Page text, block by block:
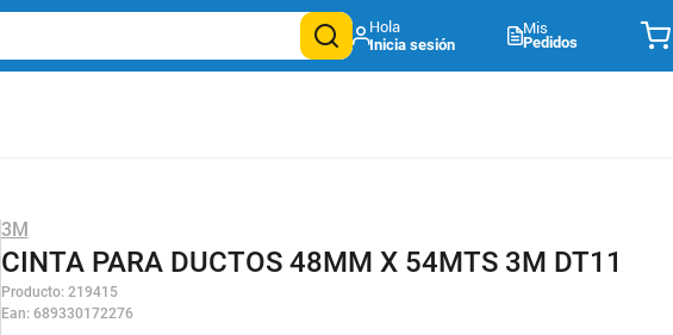
Mis
Pedidos
3M
CINTA PARA DUCTOS 48MM X 54MTS 3M DT11
Producto: 219415
Ean: 689330172276